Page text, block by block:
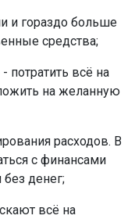
и гораздо больше
средства;
потратить всё на
на желанную
расходов. В
с финансами
без денег;
всё на